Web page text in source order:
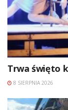
Trwa święto
8 SIERPNIA 2026